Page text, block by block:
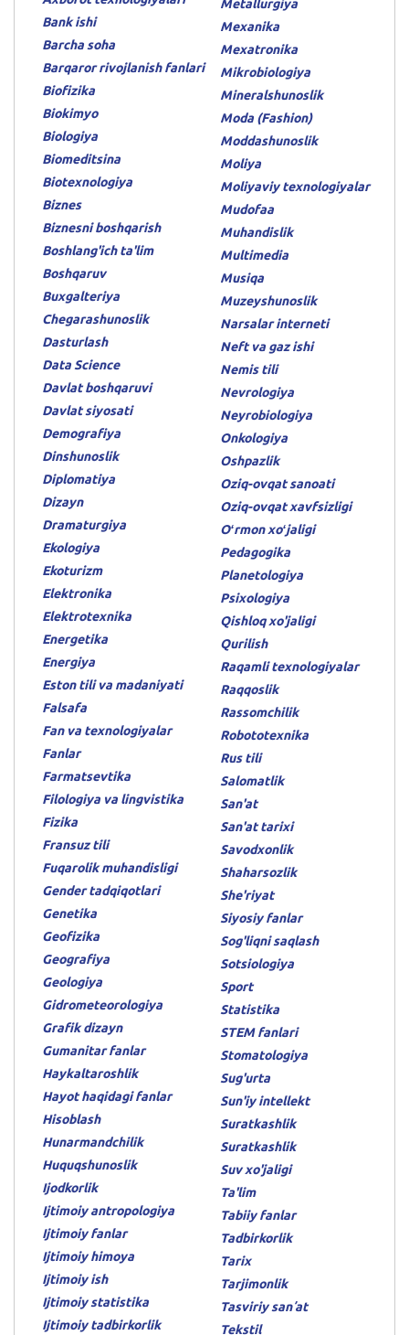
Bank ishi
Barcha soha
Barqaror rivojlanish fanlari
Biofizika
Biokimyo
Biologiya
Biomeditsina
Biotexnologiya
Biznes
Biznesni boshqarish
Boshlang'ich ta'lim
Boshqaruv
Buxgalteriya
Chegarashunoslik
Dasturlash
Data Science
Davlat boshqaruvi
Davlat siyosati
Demografiya
Dinshunoslik
Diplomatiya
Dizayn
Dramaturgiya
Ekologiya
Ekoturizm
Elektronika
Elektrotexnika
Energetika
Energiya
Eston tili va madaniyati
Falsafa
Fan va texnologiyalar
Fanlar
Farmatsevtika
Filologiya va lingvistika
Fizika
Fransuz tili
Fuqarolik muhandisligi
Gender tadqiqotlari
Genetika
Geofizika
Geografiya
Geologiya
Gidrometeorologiya
Grafik dizayn
Gumanitar fanlar
Haykaltaroshlik
Hayot haqidagi fanlar
Hisoblash
Hunarmandchilik
Huquqshunoslik
Ijodkorlik
Ijtimoiy antropologiya
Ijtimoiy fanlar
Ijtimoiy himoya
Ijtimoiy ish
Ijtimoiy statistika
Ijtimoiy tadbirkorlik
Metallurgiya
Mexanika
Mexatronika
Mikrobiologiya
Mineralshunoslik
Moda (Fashion)
Moddashunoslik
Moliya
Moliyaviy texnologiyalar
Mudofaa
Muhandislik
Multimedia
Musiqa
Muzeyshunoslik
Narsalar interneti
Neft va gaz ishi
Nemis tili
Nevrologiya
Neyrobiologiya
Onkologiya
Oshpazlik
Oziq-ovqat sanoati
Oziq-ovqat xavfsizligi
Oʻrmon xoʻjaligi
Pedagogika
Planetologiya
Psixologiya
Qishloq xo'jaligi
Qurilish
Raqamli texnologiyalar
Raqqoslik
Rassomchilik
Robototexnika
Rus tili
Salomatlik
San'at
San'at tarixi
Savodxonlik
Shaharsozlik
She'riyat
Siyosiy fanlar
Sog'liqni saqlash
Sotsiologiya
Sport
Statistika
STEM fanlari
Stomatologiya
Sug'urta
Sun'iy intellekt
Suratkashlik
Suratkashlik
Suv xo'jaligi
Ta'lim
Tabiiy fanlar
Tadbirkorlik
Tarix
Tarjimonlik
Tasviriy sanʼat
Tekstil